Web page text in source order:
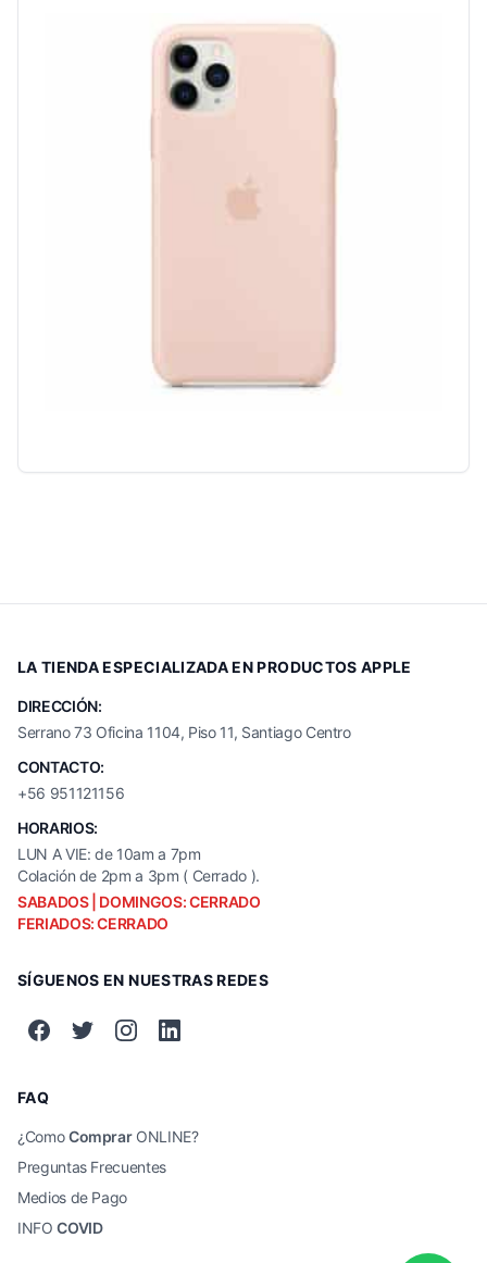
LA TIENDA ESPECIALIZADA EN PRODUCTOS APPLE
DIRECCIÓN:
Serrano 73 Oficina 1104, Piso 11, Santiago Centro
CONTACTO:
+56 951121156
HORARIOS:
LUN A VIE: de 10am a 7pm
Colación de 2pm a 3pm ( Cerrado ).
SABADOS | DOMINGOS: CERRADO
FERIADOS: CERRADO
SÍGUENOS EN NUESTRAS REDES
FAQ
¿ComoComprarONLINE?
Preguntas Frecuentes
Medios de Pago
INFOCOVID